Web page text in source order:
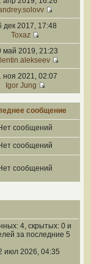
дек 2017, 17:48
Toxaz
май 2019, 21:23
ноя 2021, 02:07
Igor Jung
сообщение
сообщений
сообщений
сообщений
4, скрытых: 0 и
за последние 5
июл 2026, 04:35